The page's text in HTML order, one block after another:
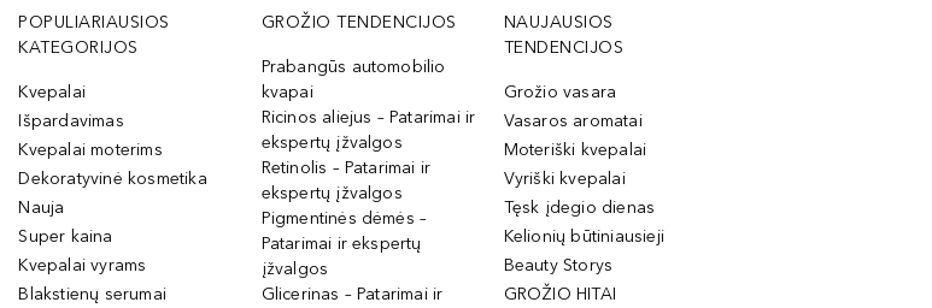
POPULIARIAUSIOS
KATEGORIJOS
Kvepalai
Išpardavimas
Kvepalai moterims
Dekoratyvinė kosmetika
Nauja
Super kaina
Kvepalai vyrams
Blakstienų serumai
GROŽIO TENDENCIJOS
Prabangūs automobilio
kvapai
Ricinos aliejus – Patarimai ir
ekspertų įžvalgos
Retinolis – Patarimai ir
ekspertų įžvalgos
Pigmentinės dėmės –
Patarimai ir ekspertų
įžvalgos
Glicerinas – Patarimai ir
NAUJAUSIOS
TENDENCIJOS
Grožio vasara
Vasaros aromatai
Moteriški kvepalai
Vyriški kvepalai
Tęsk įdegio dienas
Kelionių būtiniausieji
Beauty Storys
GROŽIO HITAI